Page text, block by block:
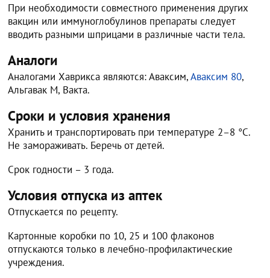
При необходимости совместного применения других
вакцин или иммуноглобулинов препараты следует
вводить разными шприцами в различные части тела.
Аналоги
Аналогами Хаврикса являются: Аваксим,Аваксим 80,
Альгавак М, Вакта.
Сроки и условия хранения
Хранить и транспортировать при температуре 2–8 °C.
Не замораживать. Беречь от детей.
Срок годности – 3 года.
Условия отпуска из аптек
Отпускается по рецепту.
Картонные коробки по 10, 25 и 100 флаконов
отпускаются только в лечебно-профилактические
учреждения.